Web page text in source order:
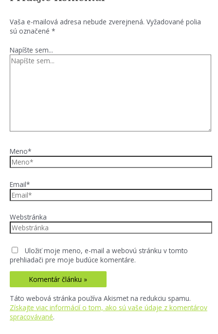
Vaša e-mailová adresa nebude zverejnená. Vyžadované polia
sú označené *
Napíšte sem...
Meno*
Email*
Webstránka
Uložiť moje meno, e-mail a webovú stránku v tomto
prehliadači pre moje budúce komentáre.
Táto webová stránka používa Akismet na redukciu spamu.
Získajte viac informácií o tom, ako sú vaše údaje z komentárov
spracovávané.